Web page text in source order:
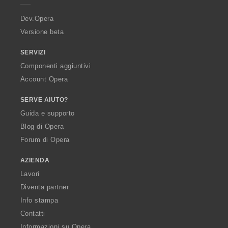
a
Dev.Opera
Versione beta
SERVIZI
Componenti aggiuntivi
Account Opera
SERVE AIUTO?
Guida e supporto
Blog di Opera
Forum di Opera
AZIENDA
Lavori
Diventa partner
Info stampa
Contatti